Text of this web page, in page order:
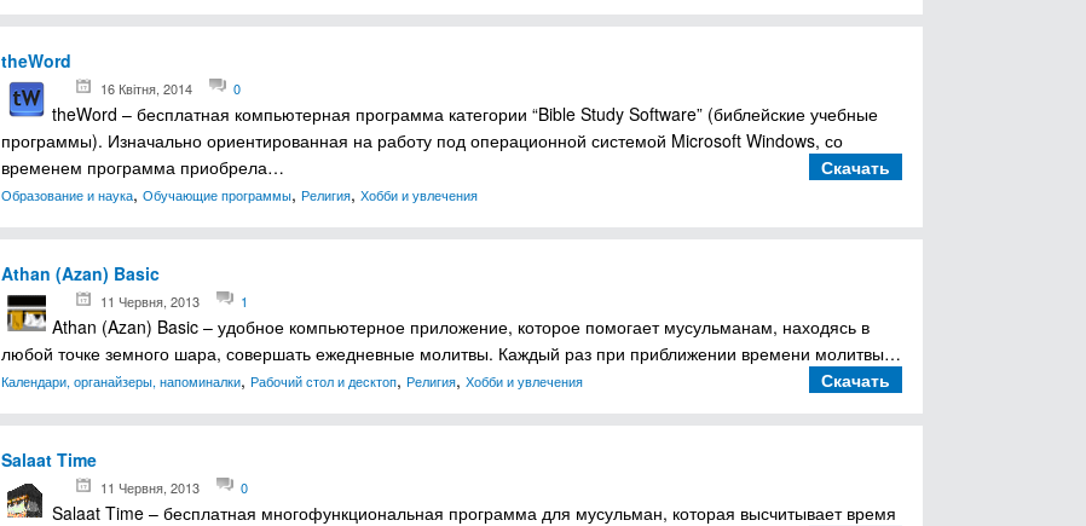
theWord
16 Квітня, 2014 0
theWord – бесплатная компьютерная программа категории “Bible Study Software” (библейские учебные
программы). Изначально ориентированная на работу под операционной системой Microsoft Windows, со
временем программа приобрела…
Скачать
Образование и наука, Обучающие программы, Религия, Хобби и увлечения
Athan (Azan) Basic
11 Червня, 2013 1
Athan (Azan) Basic – удобное компьютерное приложение, которое помогает мусульманам, находясь в
любой точке земного шара, совершать ежедневные молитвы. Каждый раз при приближении времени молитвы…
Скачать
Календари, органайзеры, напоминалки, Рабочий стол и десктоп, Религия, Хобби и увлечения
Salaat Time
11 Червня, 2013 0
Salaat Time – бесплатная многофункциональная программа для мусульман, которая высчитывает время